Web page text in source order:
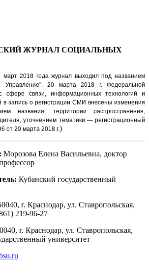
ЖУРНАЛ СОЦИАЛЬНЫХ
2018 года журнал выходил под названием
Управление".20 марта 2018 г. Федеральной
сфере связи, информационных технологий и
в запись о регистрации СМИ внесены изменения
названия, территории распространения,
уточнением тематики — регистрационный
20 марта 2018 г.)
Морозова Елена Васильевна, доктор
Кубанский государственный
г. Краснодар, ул. Ставропольская,
219-96-27
г. Краснодар, ул. Ставропольская,
университет